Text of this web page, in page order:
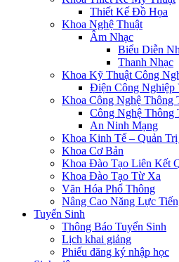
Thiết Kế Đồ Họa
Khoa Nghệ Thuật
Âm Nhạc
Biểu Diễn
Thanh Nhạc
Khoa Kỹ Thuật Công
Điện Công Nghiệp
Khoa Công Nghệ Thông
Công Nghệ Thông
An Ninh Mạng
Khoa Kinh Tế – Quản
Khoa Cơ Bản
Khoa Đào Tạo Liên Kết
Khoa Đào Tạo Từ Xa
Văn Hóa Phổ Thông
Nâng Cao Năng Lực
Tuyển Sinh
Thông Báo Tuyển Sinh
Lịch khai giảng
Phiếu đăng ký nhập học